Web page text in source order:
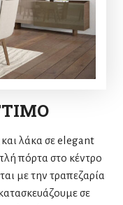
και λάκα σε elegant
πόρτα στο κέντρο
με την τραπεζαρία
σε